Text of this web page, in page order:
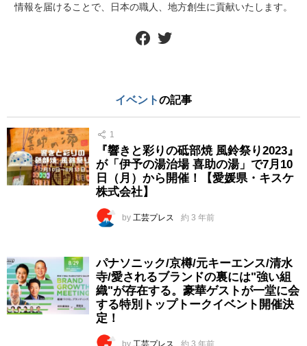
情報を届けることで、日本の職人、地方創生に貢献いたします。
イベントの記事
1
『響きと彩りの砥部焼 風鈴祭り2023』
が「伊予の湯治場 喜助の湯」で7月10
日（月）から開催！【愛媛県・キスケ
株式会社】
by 工芸プレス 約 3 年前
パナソニック/京樽/元キーエンス/清水
寺/愛されるブランドの裏には"強い組
織"が存在する。豪華ゲストが一堂に会
する特別トップトークイベント開催決
定！
by 工芸プレス 約 3 年前